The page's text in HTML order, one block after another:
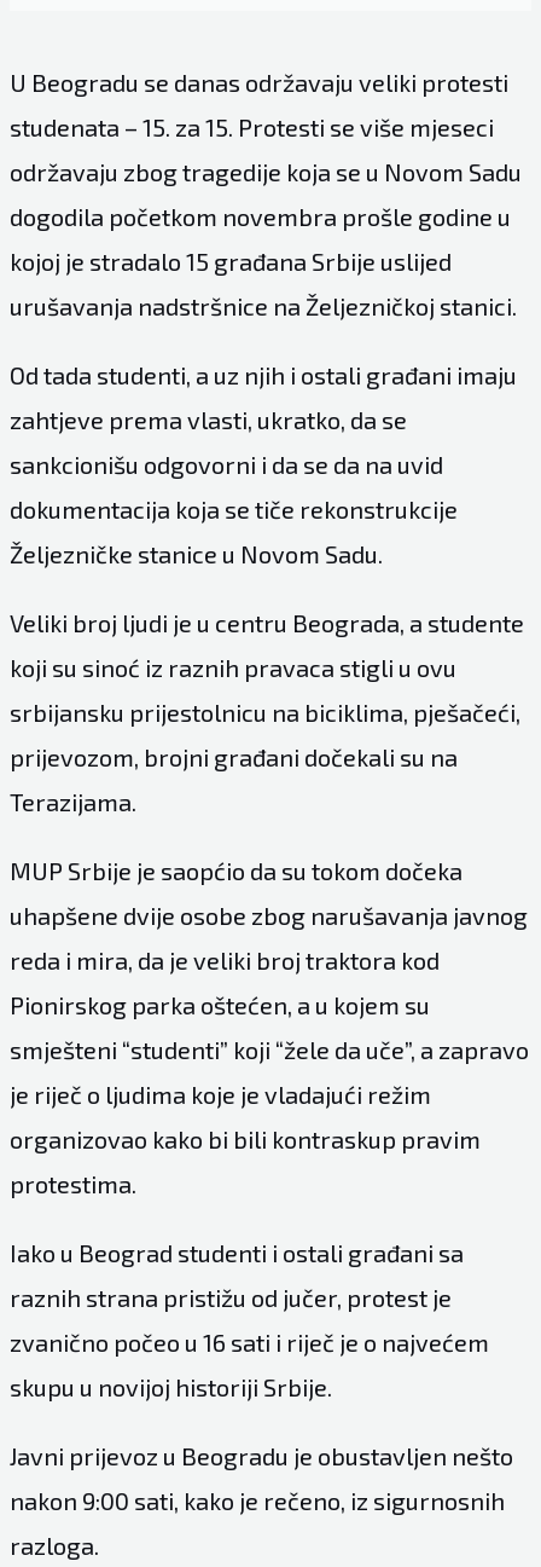
U Beogradu se danas održavaju veliki protesti
studenata – 15. za 15. Protesti se više mjeseci
održavaju zbog tragedije koja se u Novom Sadu
dogodila početkom novembra prošle godine u
kojoj je stradalo 15 građana Srbije uslijed
urušavanja nadstršnice na Željezničkoj stanici.
Od tada studenti, a uz njih i ostali građani imaju
zahtjeve prema vlasti, ukratko, da se
sankcionišu odgovorni i da se da na uvid
dokumentacija koja se tiče rekonstrukcije
Željezničke stanice u Novom Sadu.
Veliki broj ljudi je u centru Beograda, a studente
koji su sinoć iz raznih pravaca stigli u ovu
srbijansku prijestolnicu na biciklima, pješačeći,
prijevozom, brojni građani dočekali su na
Terazijama.
MUP Srbije je saopćio da su tokom dočeka
uhapšene dvije osobe zbog narušavanja javnog
reda i mira, da je veliki broj traktora kod
Pionirskog parka oštećen, a u kojem su
smješteni “studenti” koji “žele da uče”, a zapravo
je riječ o ljudima koje je vladajući režim
organizovao kako bi bili kontraskup pravim
protestima.
Iako u Beograd studenti i ostali građani sa
raznih strana pristižu od jučer, protest je
zvanično počeo u 16 sati i riječ je o najvećem
skupu u novijoj historiji Srbije.
Javni prijevoz u Beogradu je obustavljen nešto
nakon 9:00 sati, kako je rečeno, iz sigurnosnih
razloga.